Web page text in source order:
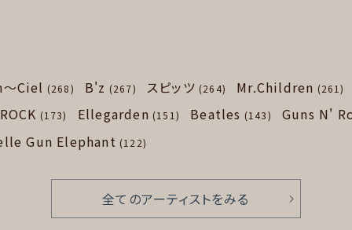
Ciel (268) B'z (267) スピッツ (264) Mr.Children (261)
(173) Ellegarden (151) Beatles (143)
Guns N'
Gun Elephant (122)
全てのアーティストをみる